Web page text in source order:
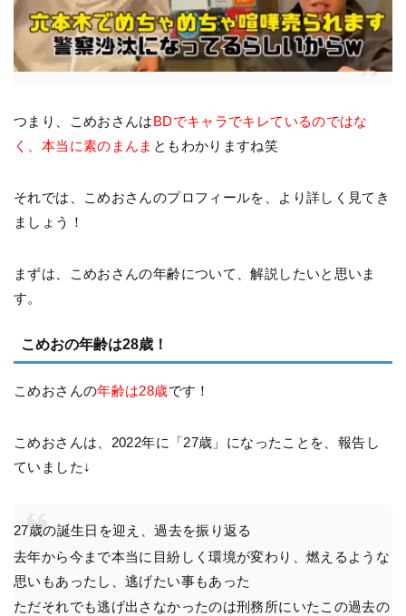
つまり、こめおさんはBDでキャラでキレているのではな
く、本当に素のまんま ともわかりますね笑
それでは、こめおさんのプロフィールを、より詳しく見てき
ましょう！
まずは、こめおさんの年齢について、解説したいと思いま
す。
こめおの年齢は28歳！
こめおさんの年齢は28歳です！
こめおさんは、2022年に「27歳」になったことを、報告し
ていました↓
27歳の誕生日を迎え、過去を振り返る
去年から今まで本当に目紛しく環境が変わり、燃えるような
思いもあったし、逃げたい事もあった
ただそれでも逃げ出さなかったのは刑務所にいたこの過去の